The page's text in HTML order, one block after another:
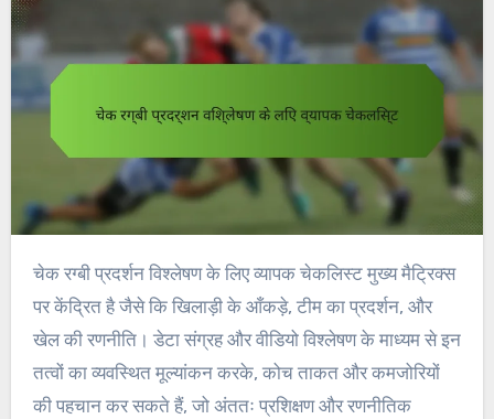
चेक रग्बी प्रदर्शन विश्लेषण के लिए व्यापक चेकलिस्ट मुख्य मैट्रिक्स
पर केंद्रित है जैसे कि खिलाड़ी के आँकड़े, टीम का प्रदर्शन, और
खेल की रणनीति। डेटा संग्रह और वीडियो विश्लेषण के माध्यम से इन
तत्वों का व्यवस्थित मूल्यांकन करके, कोच ताकत और कमजोरियों
की पहचान कर सकते हैं, जो अंततः प्रशिक्षण और रणनीतिक